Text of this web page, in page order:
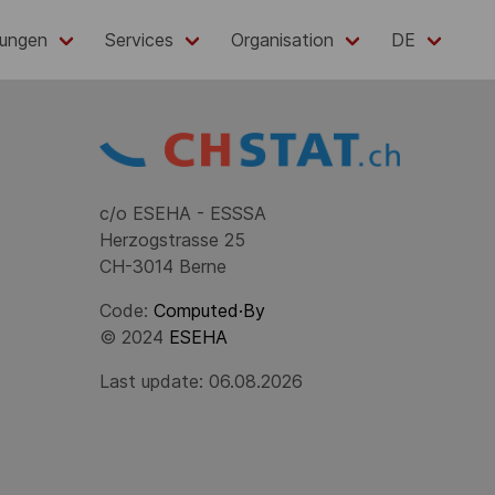
Services Organisation DE
c/o ESEHA - ESSSA
Herzogstrasse 25
CH-3014 Berne
Code: Computed·By
© 2024 ESEHA
Last update: 06.08.2026